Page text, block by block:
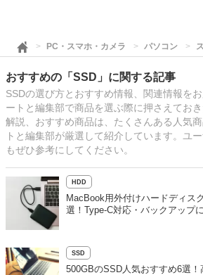
PC・スマホ・カメラ パソコン
おすすめの「SSD」に関する記事
SSDの選び方とおすすめ情報、関連情報を
ートと編集部で商品を選ぶ際に押さえてお
解説、おすすめ商品は、たくさんある人気
トと編集部が厳選して紹介しています。ユ
もぜひ参考にしてください。
HDD
MacBook用外付けハードディス
選！Type-C対応・バックアップに
SSD
500GBのSSD人気おすすめ6選！